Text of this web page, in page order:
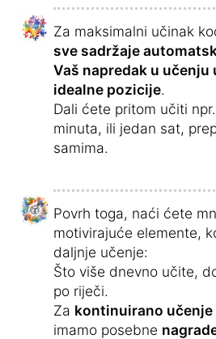
Za maksimalni učinak
sve sadržaje
Vaš napredak u učenju
idealne pozicije.
Dali ćete pritom učiti
minuta, ili jedan sat,
samima.
Povrh toga, naći ćete
motivirajuće elemente,
daljnje učenje:
Što više dnevno učite,
po riječi.
Za kontinuirano učenje
imamo posebne